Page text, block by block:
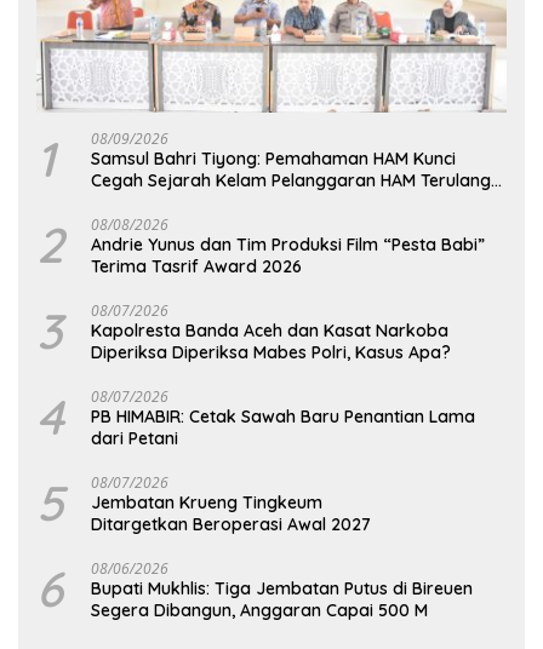
1 08/09/2026
Samsul Bahri Tiyong: Pemahaman HAM Kunci
Cegah Sejarah Kelam Pelanggaran HAM Terulang
2 08/08/2026
Andrie Yunus dan Tim Produksi Film “Pesta Babi”
Terima Tasrif Award 2026
3 08/07/2026
Kapolresta Banda Aceh dan Kasat Narkoba
Diperiksa Diperiksa Mabes Polri, Kasus Apa?
4 08/07/2026
PB HIMABIR: Cetak Sawah Baru Penantian Lama
dari Petani
5 08/07/2026
Jembatan Krueng Tingkeum
Ditargetkan Beroperasi Awal 2027
6 08/06/2026
Bupati Mukhlis: Tiga Jembatan Putus di Bireuen
Segera Dibangun, Anggaran Capai 500 M